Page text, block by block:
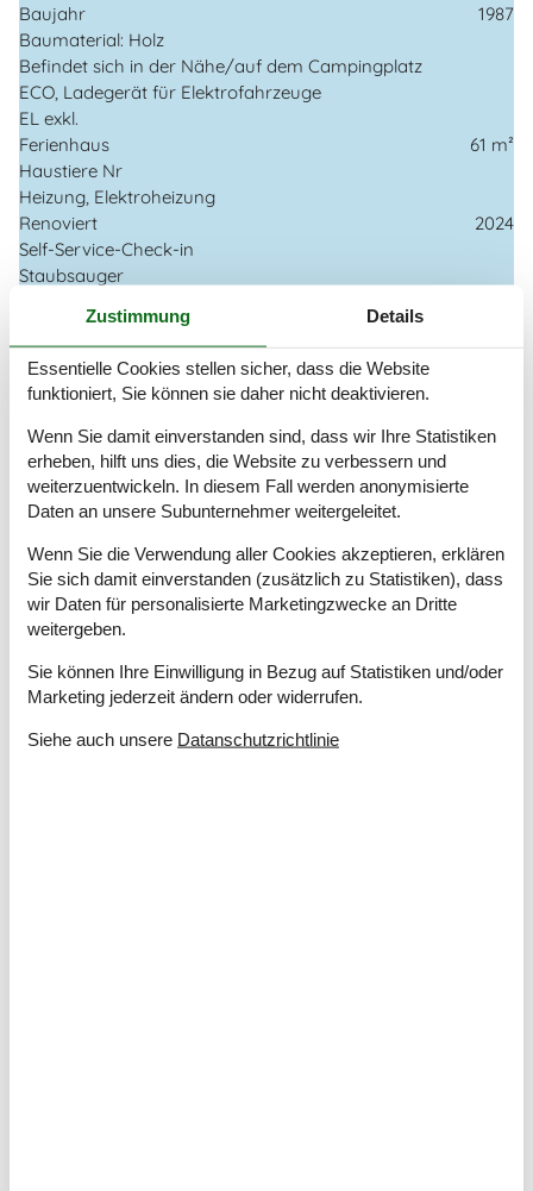
Baujahr
1987
Baumaterial: Holz
Befindet sich in der Nähe/auf dem Campingplatz
ECO, Ladegerät für Elektrofahrzeuge
EL exkl.
Ferienhaus
61 m²
Haustiere Nr
Heizung, Elektroheizung
Renoviert
2024
Self-Service-Check-in
Staubsauger
Winterfest
Draußen
Aufladen von Elektroautos nicht inbegriffen Im Preis
Gartenmöbel
Gasgrill
Grill
Kostenloser Parkplatz auf dem Gelände
Landschaftsgarten
313 m²
Privater Garten
Drinnen
Fußbodenheizung im Badezimmer
Kaminofen
Rauchmelder
Zustimmung Details
Essentielle Cookies stellen sicher, dass die Website
funktioniert, Sie können sie daher nicht deaktivieren.
Wenn Sie damit einverstanden sind, dass wir Ihre Statistiken
erheben, hilft uns dies, die Website zu verbessern und
weiterzuentwickeln. In diesem Fall werden anonymisierte
Daten an unsere Subunternehmer weitergeleitet.
Wenn Sie die Verwendung aller Cookies akzeptieren, erklären
Sie sich damit einverstanden (zusätzlich zu Statistiken), dass
wir Daten für personalisierte Marketingzwecke an Dritte
weitergeben.
Sie können Ihre Einwilligung in Bezug auf Statistiken und/oder
Marketing jederzeit ändern oder widerrufen.
Siehe auch unsere Datanschutzrichtlinie